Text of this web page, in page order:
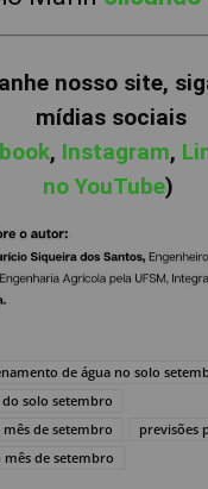
nosso site,
mídias sociais
, Instagram,
no YouTube)
de água no solo
solo setembro
de setembro
previsões
mês de setembro